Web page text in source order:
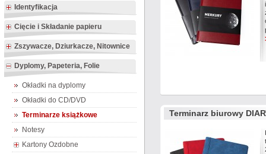
Identyfikacja
Cięcie i Składanie papieru
Zszywacze, Dziurkacze, Nitownice
Dyplomy, Papeteria, Folie
Okładki na dyplomy
Okładki do CD/DVD
Terminarze książkowe
Notesy
Kartony Ozdobne
Terminarz biurowy